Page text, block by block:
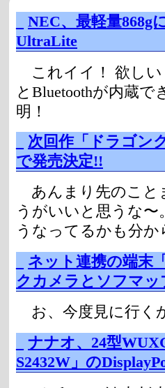
NEC、最軽量868g
UltraLite
これイイ！ 欲しい
とBluetoothが内蔵で
明！
次回作「ドラゴン
で発売決定!!
あんまり先のこと
うがいいと思うな
うなってるかも分か
ネット連携の端末
クカメラとソフマッ
お、今度見に行く
ナナオ、24型
S2432W」の